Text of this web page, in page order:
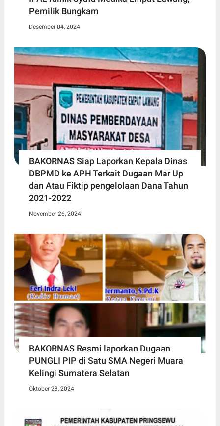
Pemilik Bungkam
Desember 04, 2024
BAKORNAS Siap Laporkan Kepala Dinas
DBPMD ke APH Terkait Dugaan Mar Up
dan Atau Fiktip pengelolaan Dana Tahun
2021-2022
November 26, 2024
BAKORNAS Resmi laporkan Dugaan
PUNGLI PIP di Satu SMA Negeri Muara
Kelingi Sumatera Selatan
Oktober 23, 2024